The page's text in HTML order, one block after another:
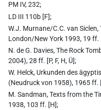
PM IV, 232;
LD III 110b [F];
W.J. Murnane/C.C. van
London/New York 1993, 19 ff.
N. de G. Davies, The Rock
2004), 28 ff. [P, F, H, Ü];
W. Helck, Urkunden des
(Neudruck von 1958), 1965 ff.
M. Sandman, Texts from the
1938, 103 ff. [H];